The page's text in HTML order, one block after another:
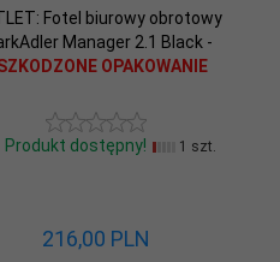
Fotel biurowy obrotowy
Manager 2.1 Black -
OPAKOWANIE
Produkt dostępny! 1 szt.
216,00 PLN